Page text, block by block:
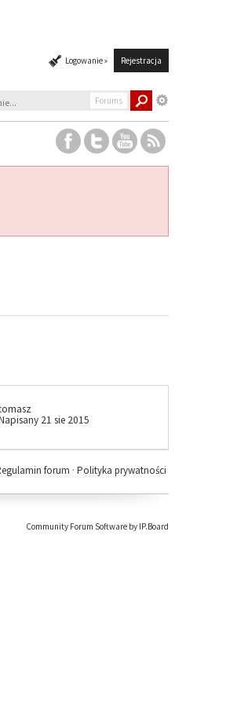
Logowanie » Rejestracja
Forums
21 sie 2015
Polityka prywatności
forum ·
Community Forum Software by IP.Board